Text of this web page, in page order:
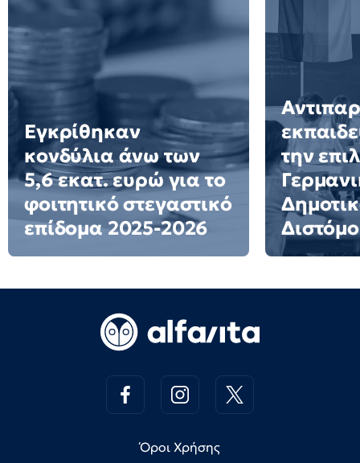
Εγκρίθηκαν
κονδύλια άνω των
5,6 εκατ. ευρώ για το
φοιτητικό στεγαστικό
επίδομα 2025-2026
την
Όροι Χρήσης